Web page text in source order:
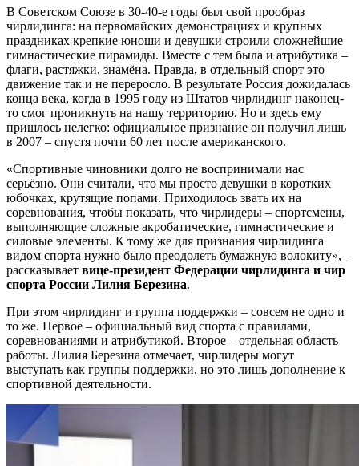
В Советском Союзе в 30-40-е годы был свой прообраз
чирлидинга: на первомайских демонстрациях и крупных
праздниках крепкие юноши и девушки строили сложнейшие
гимнастические пирамиды. Вместе с тем была и атрибутика –
флаги, растяжки, знамёна. Правда, в отдельный спорт это
движение так и не переросло. В результате Россия дожидалась
конца века, когда в 1995 году из Штатов чирлидинг наконец-
то смог проникнуть на нашу территорию. Но и здесь ему
пришлось нелегко: официальное признание он получил лишь
в 2007 – спустя почти 60 лет после американского.
«Спортивные чиновники долго не воспринимали нас
серьёзно. Они считали, что мы просто девушки в коротких
юбочках, крутящие попами. Приходилось звать их на
соревнования, чтобы показать, что чирлидеры – спортсмены,
выполняющие сложные акробатические, гимнастические и
силовые элементы. К тому же для признания чирлидинга
видом спорта нужно было преодолеть бумажную волокиту», –
рассказывает вице-президент Федерации чирлидинга и чир
спорта России Лилия Березина.
При этом чирлидинг и группа поддержки – совсем не одно и
то же. Первое – официальный вид спорта с правилами,
соревнованиями и атрибутикой. Второе – отдельная область
работы. Лилия Березина отмечает, чирлидеры могут
выступать как группы поддержки, но это лишь дополнение к
спортивной деятельности.